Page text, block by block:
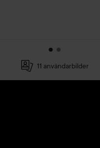
11 användarbilder